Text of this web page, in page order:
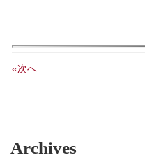
«次へ
Archives